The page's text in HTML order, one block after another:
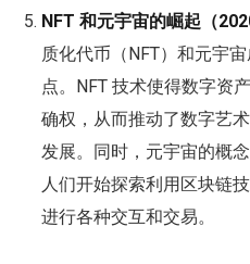
NFT 和元宇宙的崛起（
质化代币（NFT）和元宇
点。NFT 技术使得数字资
确权，从而推动了数字艺
发展。同时，元宇宙的概
人们开始探索利用区块链
进行各种交互和交易。